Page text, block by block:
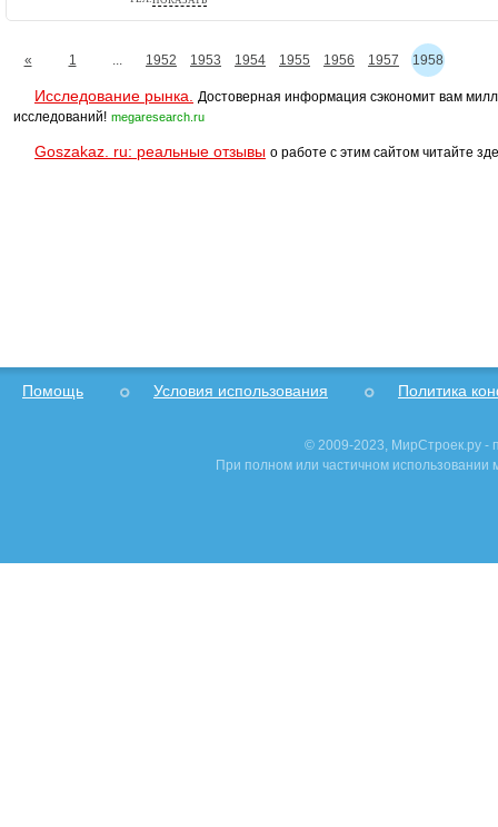
« 1 ... 1952 1953 1954 1955 1956 1957 1958
Исследование рынка.
Достоверная информация сэкономит вам
исследований! megaresearch.ru
Goszakaz. ru: реальные отзывы о работе с этим сайтом читайте
Помощь Условия использования Политика
© 2009-2023, МирСтроек.ру -
При полном или частичном использовании